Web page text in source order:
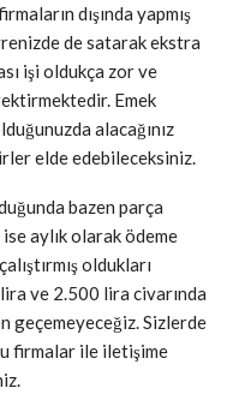
dışında yapmış
de satarak ekstra
işi oldukça zor ve
Emek
alacağınız
elde edebileceksiniz.
bazen parça
aylık olarak ödeme
oldukları
ve 2.500 lira civarında
geçemeyeceğiz. Sizlerde
firmalar ile iletişime